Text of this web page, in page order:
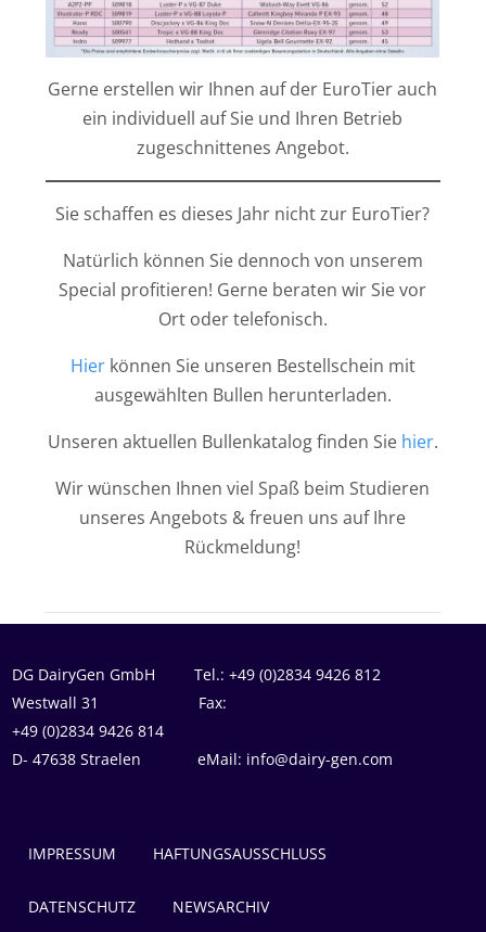
Gerne erstellen wir Ihnen auf der EuroTier auch
ein individuell auf Sie und Ihren Betrieb
zugeschnittenes Angebot.
Sie schaffen es dieses Jahr nicht zur EuroTier?
Natürlich können Sie dennoch von unserem
Special profitieren! Gerne beraten wir Sie vor
Ort oder telefonisch.
Hierkönnen Sie unseren Bestellschein mit
ausgewählten Bullen herunterladen.
Unseren aktuellen Bullenkatalog finden Sie hier.
Wir wünschen Ihnen viel Spaß beim Studieren
unseres Angebots & freuen uns auf Ihre
Rückmeldung!
DG DairyGen GmbH Tel.: +49 (0)2834 9426 812
Westwall 31 Fax:
+49 (0)2834 9426 814
D- 47638 Straelen eMail: info@dairy-gen.com
IMPRESSUM HAFTUNGSAUSSCHLUSS
DATENSCHUTZ NEWSARCHIV